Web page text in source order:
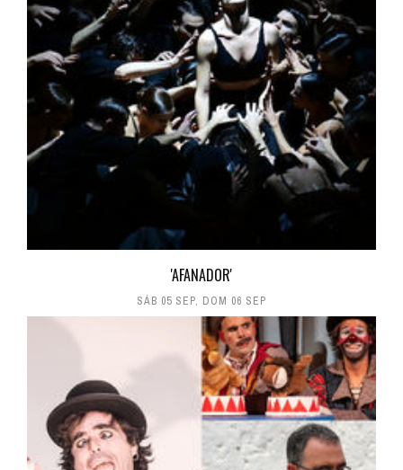
'AFANADOR'
SÁB 05 SEP, DOM 06 SEP